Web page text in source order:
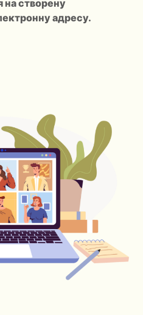
на створену
адресу.